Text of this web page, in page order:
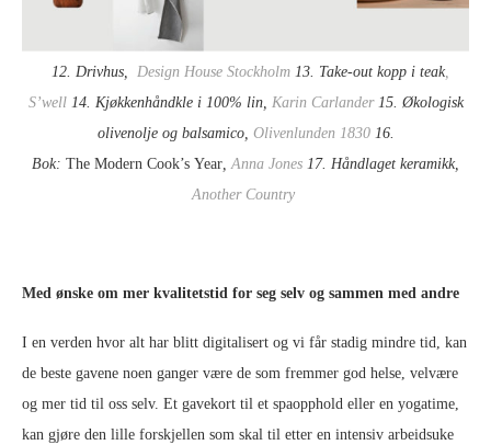
12. Drivhus, Design House Stockholm 13. Take-out kopp i teak,
S’well14. Kjøkkenhåndkle i 100% lin, Karin Carlander 15. Økologisk
olivenolje og balsamico, Olivenlunden 1830 16.
Bok: The Modern Cook’s Year,Anna Jones 17. Håndlaget keramikk,
Another Country
Med ønske om mer kvalitetstid for seg selv og sammen med andre
I en verden hvor alt har blitt digitalisert og vi får stadig mindre tid, kan
de beste gavene noen ganger være de som fremmer god helse, velvære
og mer tid til oss selv. Et gavekort til et spaopphold eller en yogatime,
kan gjøre den lille forskjellen som skal til etter en intensiv arbeidsuke